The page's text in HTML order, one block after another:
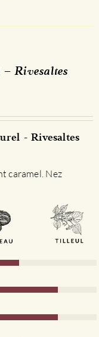
Rivesaltes
- Rivesaltes
caramel. Nez